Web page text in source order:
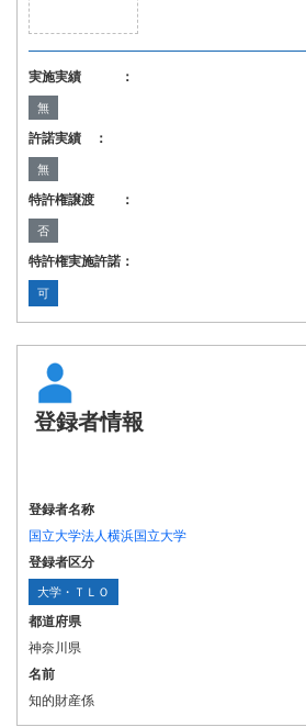
実施実績 ：
無
許諾実績 ：
無
特許権譲渡 ：
否
特許権実施許諾：
可
登録者情報
登録者名称
国立大学法人横浜国立大学
登録者区分
大学・ＴＬＯ
都道府県
神奈川県
名前
知的財産係